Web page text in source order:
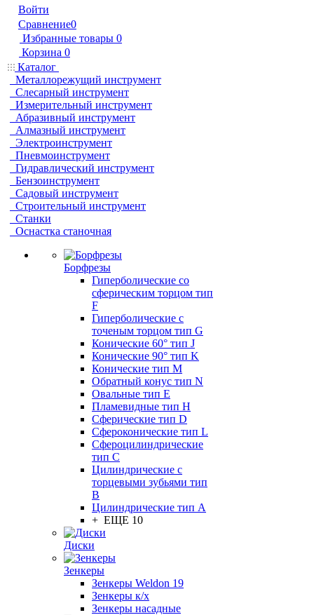
Войти
Сравнение0
Избранные товары 0
Корзина 0
Каталог
Металлорежущий инструмент
Слесарный инструмент
Измерительный инструмент
Абразивный инструмент
Алмазный инструмент
Электроинструмент
Пневмоинструмент
Гидравлический инструмент
Бензоинструмент
Садовый инструмент
Строительный инструмент
Станки
Оснастка станочная
Борфрезы
Гиперболические cо
сферическим торцом тип
F
Гиперболические с
точеным торцом тип G
Конические 60° тип J
Конические 90° тип K
Конические тип M
Обратный конус тип N
Овальные тип E
Пламевидные тип H
Сферические тип D
Сфероконические тип L
Сфероцилиндрические
тип C
Цилиндрические с
торцевыми зубьями тип
B
Цилиндрические тип А
+ ЕЩЕ 10
Диски
Зенкеры
Зенкеры Weldon 19
Зенкеры к/х
Зенкеры насадные